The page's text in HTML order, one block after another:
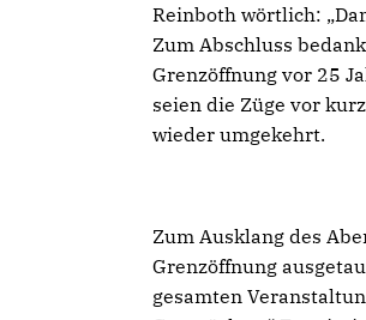
Reinboth wörtlich:
Zum Abschluss
Grenzöffnung vor 25
seien die Züge vor
wieder umgekehrt.
Zum Ausklang des
Grenzöffnung
gesamten